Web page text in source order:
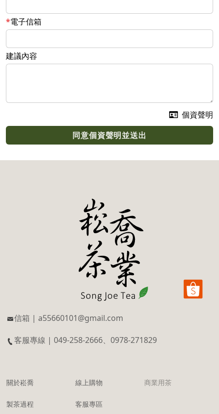
電子信箱
建議內容
個資聲明
同意個資聲明並送出
信箱 | a55660101@gmail.com
客服專線 | 049-258-2666、0978-271829
關於崧喬 線上購物 商業用茶
製茶過程 客服專區